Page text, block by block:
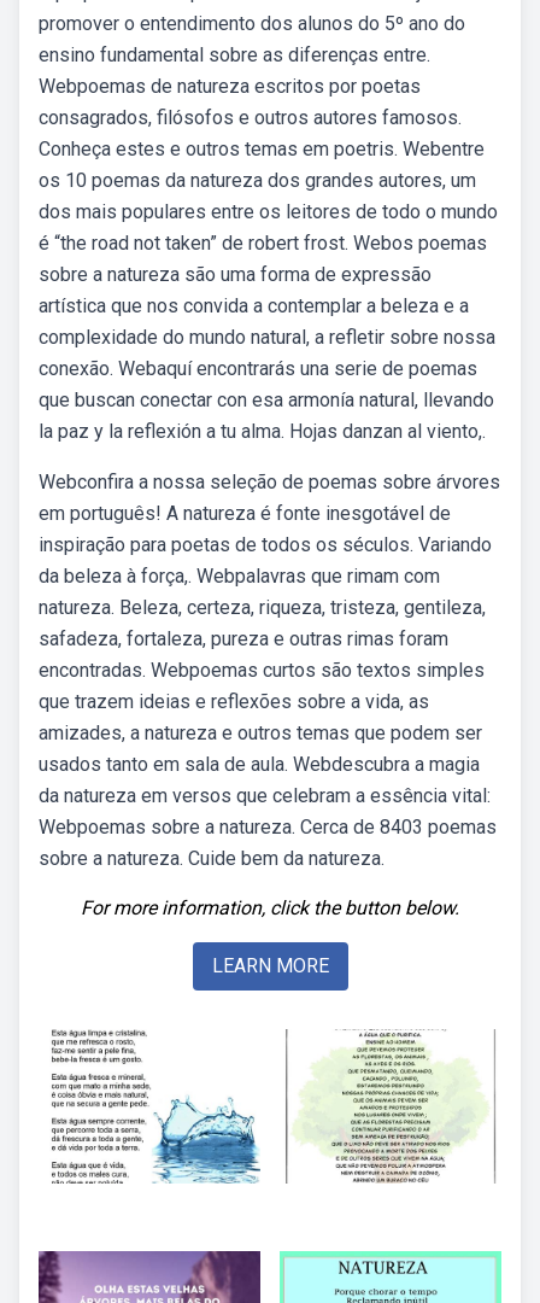
promover o entendimento dos alunos do 5º ano do
ensino fundamental sobre as diferenças entre.
Webpoemas de natureza escritos por poetas
consagrados, filósofos e outros autores famosos.
Conheça estes e outros temas em poetris. Webentre
os 10 poemas da natureza dos grandes autores, um
dos mais populares entre os leitores de todo o mundo
é “the road not taken” de robert frost. Webos poemas
sobre a natureza são uma forma de expressão
artística que nos convida a contemplar a beleza e a
complexidade do mundo natural, a refletir sobre nossa
conexão. Webaquí encontrarás una serie de poemas
que buscan conectar con esa armonía natural, llevando
la paz y la reflexión a tu alma. Hojas danzan al viento,.
Webconfira a nossa seleção de poemas sobre árvores
em português! A natureza é fonte inesgotável de
inspiração para poetas de todos os séculos. Variando
da beleza à força,. Webpalavras que rimam com
natureza. Beleza, certeza, riqueza, tristeza, gentileza,
safadeza, fortaleza, pureza e outras rimas foram
encontradas. Webpoemas curtos são textos simples
que trazem ideias e reflexões sobre a vida, as
amizades, a natureza e outros temas que podem ser
usados tanto em sala de aula. Webdescubra a magia
da natureza em versos que celebram a essência vital:
Webpoemas sobre a natureza. Cerca de 8403 poemas
sobre a natureza. Cuide bem da natureza.
For more information, click the button below.
LEARN MORE